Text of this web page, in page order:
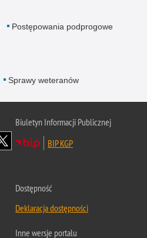
Postępowania podprogowe
Sprawy weteranów
Biuletyn Informacji Publicznej
BIP KGP
Dostępność
Deklaracja dostępności
Inne wersje portalu